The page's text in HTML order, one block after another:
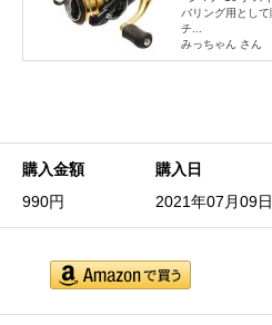
購入金額
990円
購入日
2021年07月09日